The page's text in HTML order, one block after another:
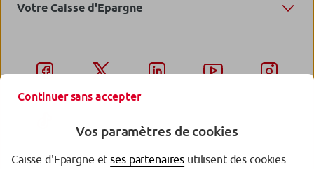
Votre Caisse d'Epargne
Continuer sans accepter
Vos paramètres de cookies
Caisse d'Epargne etses partenaires utilisent des cookies